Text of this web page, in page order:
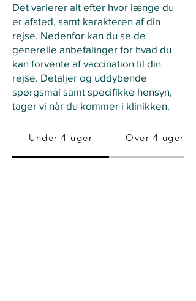
Det varierer alt efter hvor længe du
er afsted, samt karakteren af din
rejse. Nedenfor kan du se de
generelle anbefalinger for hvad du
kan forvente af vaccination til din
rejse. Detaljer og uddybende
spørgsmål samt specifikke hensyn,
tager vi når du kommer i klinikken.
Under 4 uger Over 4 uger